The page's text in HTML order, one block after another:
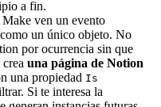
a fin.
ven un evento
un único objeto. No
por ocurrencia sin que
una página de Notion
una propiedad Is
Si te interesa la